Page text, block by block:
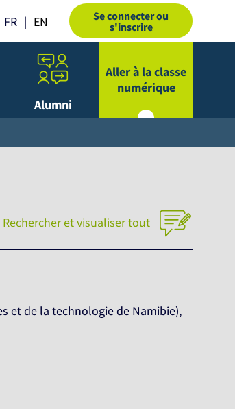
FR EN
Se connecter ou
s'inscrire
Alumni
Aller à la classe
numérique
Rechercher et visualiser tout
et de la technologie de Namibie),